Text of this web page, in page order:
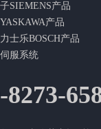
SIEMENS产品
产品
士乐BOSCH产品
服系统
8273-